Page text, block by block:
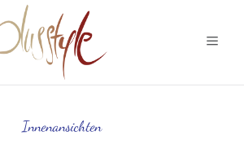
Innenansichten